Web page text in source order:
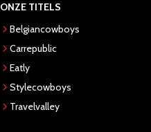
ONZE TITELS
Belgiancowboys
Carrepublic
Eatly
Stylecowboys
Travelvalley